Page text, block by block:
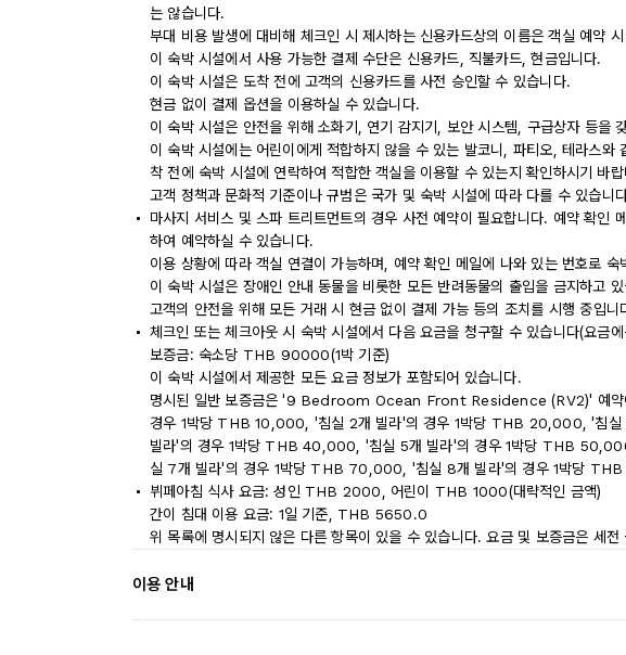
는 않습니다.
부대 비용 발생에 대비해 체크인 시 제시하는 신용카드상의 이름은 객실 예약
이 숙박 시설에서 사용 가능한 결제 수단은 신용카드, 직불카드, 현금입니다.
이 숙박 시설은 도착 전에 고객의 신용카드를 사전 승인할 수 있습니다.
현금 없이 결제 옵션을 이용하실 수 있습니다.
이 숙박 시설은 안전을 위해 소화기, 연기 감지기, 보안 시스템, 구급상자 등을
이 숙박 시설에는 어린이에게 적합하지 않을 수 있는 발코니, 파티오, 테라스
착 전에 숙박 시설에 연락하여 적합한 객실을 이용할 수 있는지 확인하시기 바랍
고객 정책과 문화적 기준이나 규범은 국가 및 숙박 시설에 따라 다를 수 있습니
마사지 서비스 및 스파 트리트먼트의 경우 사전 예약이 필요합니다. 예약 확인
하여 예약하실 수 있습니다.
이용 상황에 따라 객실 연결이 가능하며, 예약 확인 메일에 나와 있는 번호로
이 숙박 시설은 장애인 안내 동물을 비롯한 모든 반려동물의 출입을 금지하고 있
고객의 안전을 위해 모든 거래 시 현금 없이 결제 가능 등의 조치를 시행 중입니
체크인 또는 체크아웃 시 숙박 시설에서 다음 요금을 청구할 수 있습니다(요금
보증금: 숙소당 THB 90000(1박 기준)
이 숙박 시설에서 제공한 모든 요금 정보가 포함되어 있습니다.
명시된 일반 보증금은 '9 Bedroom Ocean Front Residence (RV2)' 예약에
경우 1박당 THB 10,000, '침실 2개 빌라'의 경우 1박당 THB 20,000, '침
빌라'의 경우 1박당 THB 40,000, '침실 5개 빌라'의 경우 1박당 THB
실 7개 빌라'의 경우 1박당 THB 70,000, '침실 8개 빌라'의 경우 1박당
뷔페아침 식사 요금: 성인 THB 2000, 어린이 THB 1000(대략적인 금액)
간이 침대 이용 요금: 1일 기준, THB 5650.0
위 목록에 명시되지 않은 다른 항목이 있을 수 있습니다. 요금 및 보증금은 세
이용 안내